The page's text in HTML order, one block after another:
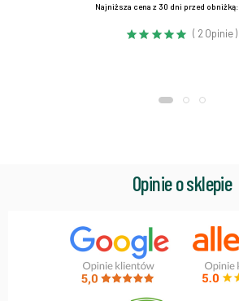
Najniższa cena z 30 dni przed obniżką:
( 2 Opinie )
Opinie o sklepie